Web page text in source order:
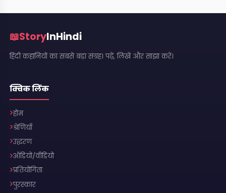
📖StoryInHindi
हिंदी कहानियों का सबसे बड़ा संग्रह। पढ़ें, लिखें और साझा करें।
क्विक लिंक
होम
श्रेणियाँ
उद्धरण
ऑडियो/वीडियो
प्रतियोगिता
पुरस्कार